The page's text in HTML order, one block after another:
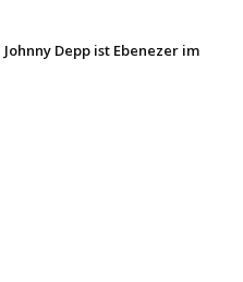
Depp ist Ebenezer im